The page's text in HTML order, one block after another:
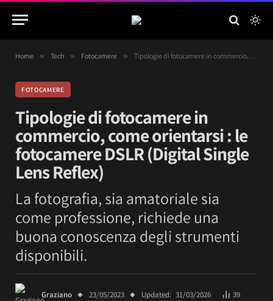
Home » Tech » Fotocamere » Tipologie di fotocamere in commercio, come orientarsi : le fotocamere DSLR (Digital Single Lens Reflex)
FOTOCAMERE
Tipologie di fotocamere in
commercio, come orientarsi : le
fotocamere DSLR (Digital Single
Lens Reflex)
La fotografia, sia amatoriale sia
come professione, richiede una
buona conoscenza degli strumenti
disponibili.
Graziano 23/05/2023 Updated: 31/03/2026 39